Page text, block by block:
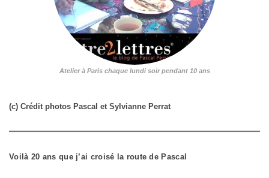
Atelier à Paris chaque lundi soir pendant 10 ans
(c) Crédit photos Pascal et Sylvianne Perrat
Voilà 20 ans que j’ai croisé la route de Pascal